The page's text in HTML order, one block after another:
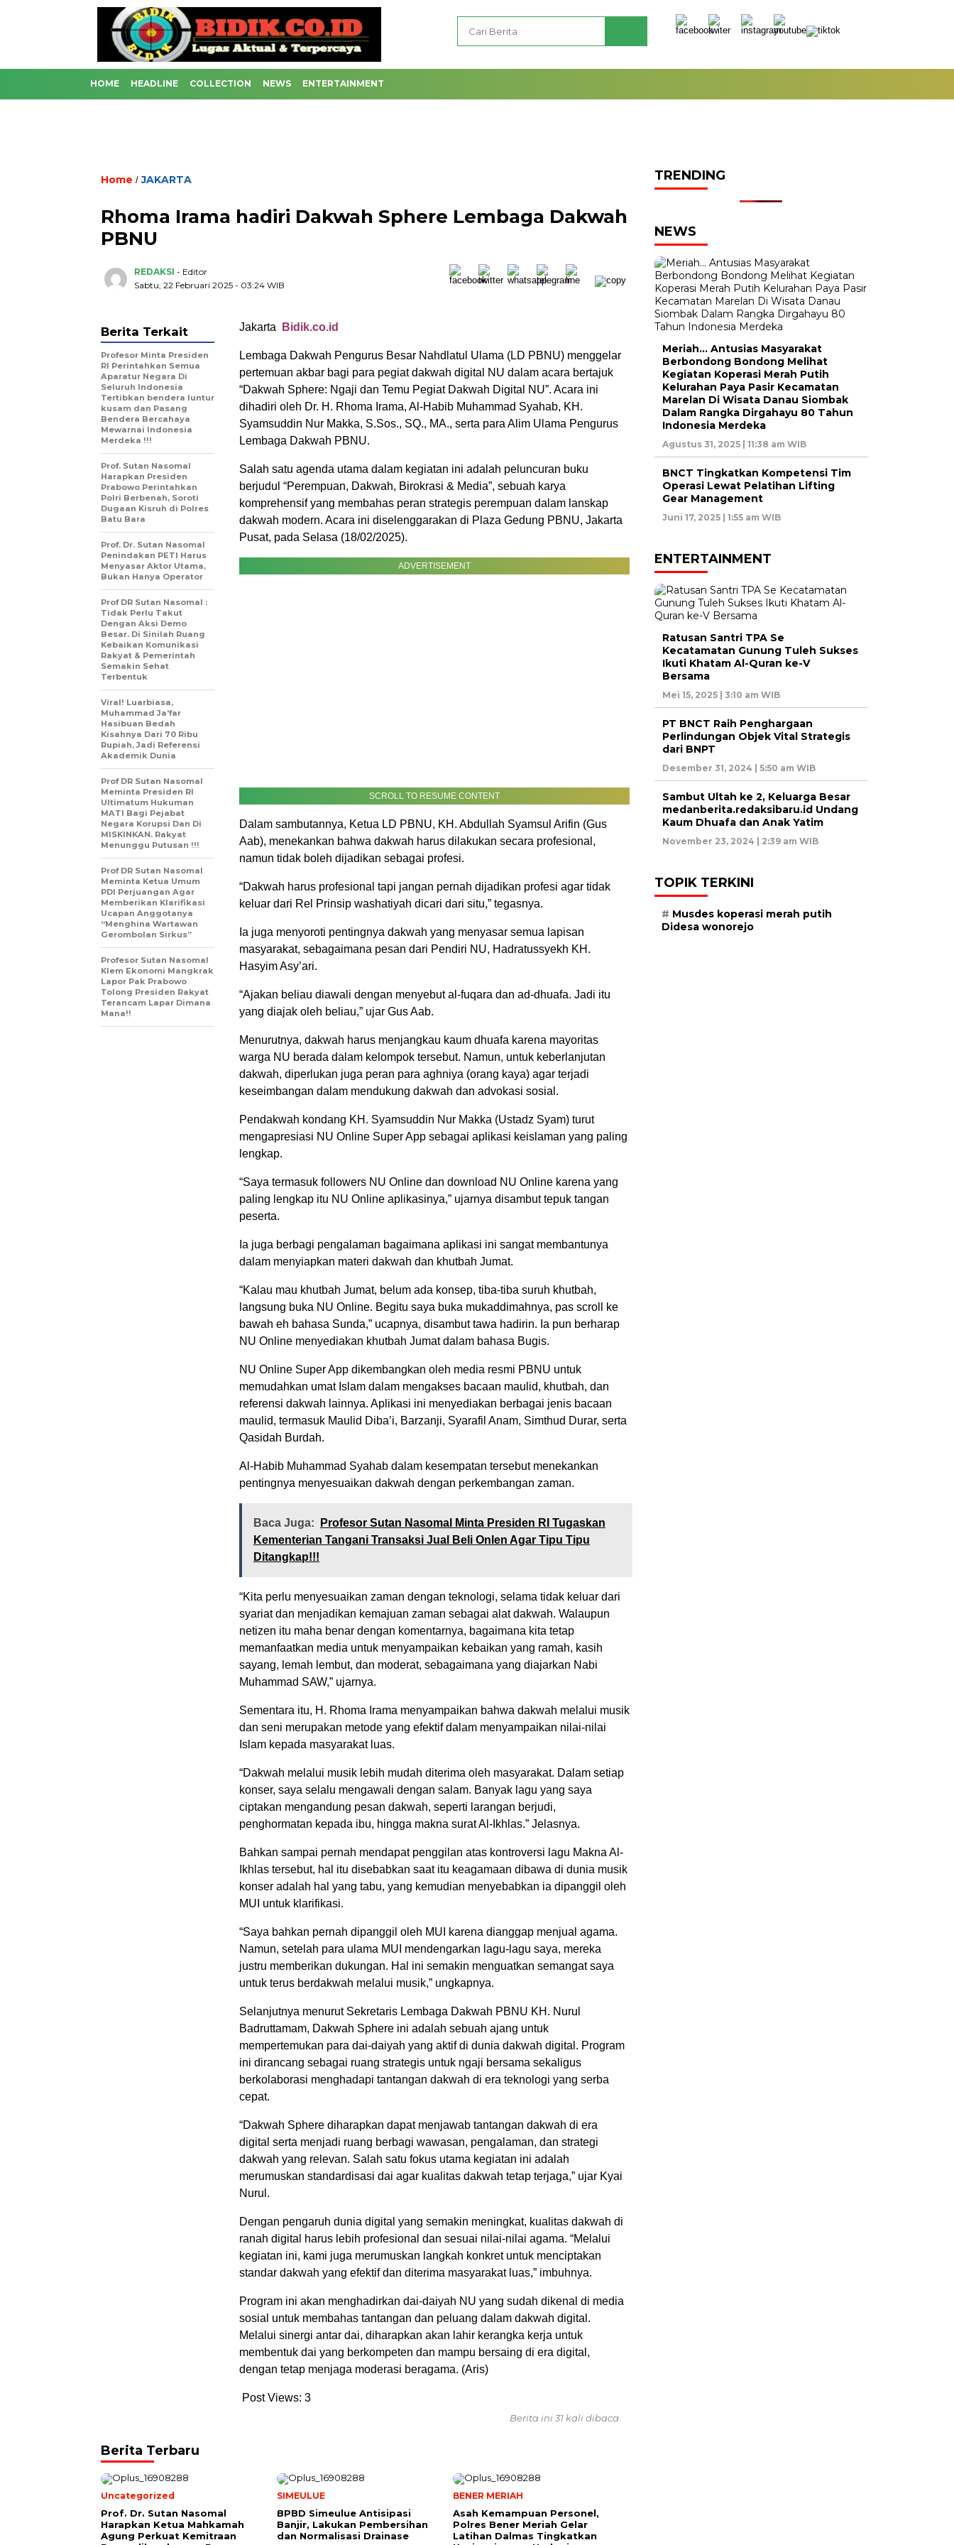
HOME HEADLINE COLLECTION NEWS ENTERTAINMENT
Home /JAKARTA
Rhoma Irama hadiri Dakwah Sphere Lembaga Dakwah
PBNU
REDAKSI - Editor
Sabtu, 22 Februari 2025 - 03:24 WIB
Jakarta Bidik.co.id
Lembaga Dakwah Pengurus Besar Nahdlatul Ulama (LD PBNU) menggelar
pertemuan akbar bagi para pegiat dakwah digital NU dalam acara bertajuk
“Dakwah Sphere: Ngaji dan Temu Pegiat Dakwah Digital NU”. Acara ini
dihadiri oleh Dr. H. Rhoma Irama, Al-Habib Muhammad Syahab, KH.
Syamsuddin Nur Makka, S.Sos., SQ., MA., serta para Alim Ulama Pengurus
Lembaga Dakwah PBNU.
Salah satu agenda utama dalam kegiatan ini adalah peluncuran buku
berjudul “Perempuan, Dakwah, Birokrasi & Media”, sebuah karya
komprehensif yang membahas peran strategis perempuan dalam lanskap
dakwah modern. Acara ini diselenggarakan di Plaza Gedung PBNU, Jakarta
Pusat, pada Selasa (18/02/2025).
ADVERTISEMENT
SCROLL TO RESUME CONTENT
Dalam sambutannya, Ketua LD PBNU, KH. Abdullah Syamsul Arifin (Gus
Aab), menekankan bahwa dakwah harus dilakukan secara profesional,
namun tidak boleh dijadikan sebagai profesi.
“Dakwah harus profesional tapi jangan pernah dijadikan profesi agar tidak
keluar dari Rel Prinsip washatiyah dicari dari situ,” tegasnya.
Ia juga menyoroti pentingnya dakwah yang menyasar semua lapisan
masyarakat, sebagaimana pesan dari Pendiri NU, Hadratussyekh KH.
Hasyim Asy’ari.
“Ajakan beliau diawali dengan menyebut al-fuqara dan ad-dhuafa. Jadi itu
yang diajak oleh beliau,” ujar Gus Aab.
Menurutnya, dakwah harus menjangkau kaum dhuafa karena mayoritas
warga NU berada dalam kelompok tersebut. Namun, untuk keberlanjutan
dakwah, diperlukan juga peran para aghniya (orang kaya) agar terjadi
keseimbangan dalam mendukung dakwah dan advokasi sosial.
Pendakwah kondang KH. Syamsuddin Nur Makka (Ustadz Syam) turut
mengapresiasi NU Online Super App sebagai aplikasi keislaman yang paling
lengkap.
“Saya termasuk followers NU Online dan download NU Online karena yang
paling lengkap itu NU Online aplikasinya,” ujarnya disambut tepuk tangan
peserta.
Ia juga berbagi pengalaman bagaimana aplikasi ini sangat membantunya
dalam menyiapkan materi dakwah dan khutbah Jumat.
“Kalau mau khutbah Jumat, belum ada konsep, tiba-tiba suruh khutbah,
langsung buka NU Online. Begitu saya buka mukaddimahnya, pas scroll ke
bawah eh bahasa Sunda,” ucapnya, disambut tawa hadirin. Ia pun berharap
NU Online menyediakan khutbah Jumat dalam bahasa Bugis.
NU Online Super App dikembangkan oleh media resmi PBNU untuk
memudahkan umat Islam dalam mengakses bacaan maulid, khutbah, dan
referensi dakwah lainnya. Aplikasi ini menyediakan berbagai jenis bacaan
maulid, termasuk Maulid Diba’i, Barzanji, Syarafil Anam, Simthud Durar, serta
Qasidah Burdah.
Al-Habib Muhammad Syahab dalam kesempatan tersebut menekankan
pentingnya menyesuaikan dakwah dengan perkembangan zaman.
Baca Juga:
Profesor Sutan Nasomal Minta Presiden RI Tugaskan
Kementerian Tangani Transaksi Jual Beli Onlen Agar Tipu Tipu
Ditangkap!!!
“Kita perlu menyesuaikan zaman dengan teknologi, selama tidak keluar dari
syariat dan menjadikan kemajuan zaman sebagai alat dakwah. Walaupun
netizen itu maha benar dengan komentarnya, bagaimana kita tetap
memanfaatkan media untuk menyampaikan kebaikan yang ramah, kasih
sayang, lemah lembut, dan moderat, sebagaimana yang diajarkan Nabi
Muhammad SAW,” ujarnya.
Sementara itu, H. Rhoma Irama menyampaikan bahwa dakwah melalui musik
dan seni merupakan metode yang efektif dalam menyampaikan nilai-nilai
Islam kepada masyarakat luas.
“Dakwah melalui musik lebih mudah diterima oleh masyarakat. Dalam setiap
konser, saya selalu mengawali dengan salam. Banyak lagu yang saya
ciptakan mengandung pesan dakwah, seperti larangan berjudi,
penghormatan kepada ibu, hingga makna surat Al-Ikhlas.” Jelasnya.
Bahkan sampai pernah mendapat penggilan atas kontroversi lagu Makna Al-
Ikhlas tersebut, hal itu disebabkan saat itu keagamaan dibawa di dunia musik
konser adalah hal yang tabu, yang kemudian menyebabkan ia dipanggil oleh
MUI untuk klarifikasi.
“Saya bahkan pernah dipanggil oleh MUI karena dianggap menjual agama.
Namun, setelah para ulama MUI mendengarkan lagu-lagu saya, mereka
justru memberikan dukungan. Hal ini semakin menguatkan semangat saya
untuk terus berdakwah melalui musik,” ungkapnya.
Selanjutnya menurut Sekretaris Lembaga Dakwah PBNU KH. Nurul
Badruttamam, Dakwah Sphere ini adalah sebuah ajang untuk
mempertemukan para dai-daiyah yang aktif di dunia dakwah digital. Program
ini dirancang sebagai ruang strategis untuk ngaji bersama sekaligus
berkolaborasi menghadapi tantangan dakwah di era teknologi yang serba
cepat.
“Dakwah Sphere diharapkan dapat menjawab tantangan dakwah di era
digital serta menjadi ruang berbagi wawasan, pengalaman, dan strategi
dakwah yang relevan. Salah satu fokus utama kegiatan ini adalah
merumuskan standardisasi dai agar kualitas dakwah tetap terjaga,” ujar Kyai
Nurul.
Dengan pengaruh dunia digital yang semakin meningkat, kualitas dakwah di
ranah digital harus lebih profesional dan sesuai nilai-nilai agama. “Melalui
kegiatan ini, kami juga merumuskan langkah konkret untuk menciptakan
standar dakwah yang efektif dan diterima masyarakat luas,” imbuhnya.
Program ini akan menghadirkan dai-daiyah NU yang sudah dikenal di media
sosial untuk membahas tantangan dan peluang dalam dakwah digital.
Melalui sinergi antar dai, diharapkan akan lahir kerangka kerja untuk
membentuk dai yang berkompeten dan mampu bersaing di era digital,
dengan tetap menjaga moderasi beragama. (Aris)
Post Views: 3
Berita Terkait
Profesor Minta Presiden
RI Perintahkan Semua
Aparatur Negara Di
Seluruh Indonesia
Tertibkan bendera luntur
kusam dan Pasang
Bendera Bercahaya
Mewarnai Indonesia
Merdeka !!!
Prof. Sutan Nasomal
Harapkan Presiden
Prabowo Perintahkan
Polri Berbenah, Soroti
Dugaan Kisruh di Polres
Batu Bara
Prof. Dr. Sutan Nasomal
Penindakan PETI Harus
Menyasar Aktor Utama,
Bukan Hanya Operator
Prof DR Sutan Nasomal :
Tidak Perlu Takut
Dengan Aksi Demo
Besar. Di Sinilah Ruang
Kebaikan Komunikasi
Rakyat & Pemerintah
Semakin Sehat
Terbentuk
Viral! Luarbiasa,
Muhammad Ja’far
Hasibuan Bedah
Kisahnya Dari 70 Ribu
Rupiah, Jadi Referensi
Akademik Dunia
Prof DR Sutan Nasomal
Meminta Presiden RI
Ultimatum Hukuman
MATI Bagi Pejabat
Negara Korupsi Dan Di
MISKINKAN. Rakyat
Menunggu Putusan !!!
Prof DR Sutan Nasomal
Meminta Ketua Umum
PDI Perjuangan Agar
Memberikan Klarifikasi
Ucapan Anggotanya
“Menghina Wartawan
Gerombolan Sirkus”
Profesor Sutan Nasomal
Klem Ekonomi Mangkrak
Lapor Pak Prabowo
Tolong Presiden Rakyat
Terancam Lapar Dimana
Mana!!
Berita ini 31 kali dibaca
Berita Terbaru
Uncategorized
Prof. Dr. Sutan Nasomal
Harapkan Ketua Mahkamah
Agung Perkuat Kemitraan
SIMEULUE
BPBD Simeulue Antisipasi
Banjir, Lakukan Pembersihan
dan Normalisasi Drainase
BENER MERIAH
Asah Kemampuan Personel,
Polres Bener Meriah Gelar
Latihan Dalmas Tingkatkan
TRENDING
NEWS
Meriah… Antusias Masyarakat
Berbondong Bondong Melihat
Kegiatan Koperasi Merah Putih
Kelurahan Paya Pasir Kecamatan
Marelan Di Wisata Danau Siombak
Dalam Rangka Dirgahayu 80 Tahun
Indonesia Merdeka
Agustus 31, 2025 | 11:38 am WIB
BNCT Tingkatkan Kompetensi Tim
Operasi Lewat Pelatihan Lifting
Gear Management
Juni 17, 2025 | 1:55 am WIB
ENTERTAINMENT
Ratusan Santri TPA Se
Kecatamatan Gunung Tuleh Sukses
Ikuti Khatam Al-Quran ke-V
Bersama
Mei 15, 2025 | 3:10 am WIB
PT BNCT Raih Penghargaan
Perlindungan Objek Vital Strategis
dari BNPT
Desember 31, 2024 | 5:50 am WIB
Sambut Ultah ke 2, Keluarga Besar
medanberita.redaksibaru.id Undang
Kaum Dhuafa dan Anak Yatim
November 23, 2024 | 2:39 am WIB
TOPIK TERKINI
Musdes koperasi merah putih
Didesa wonorejo